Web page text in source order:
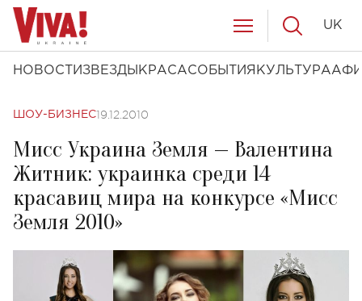
НОВОСТИ ЗВЕЗДЫ КРАСАСОБЫТИЯ КУЛЬТУРА
UK
ШОУ-БИЗНЕС19.12.2010
Мисс Украина Земля — Валентина
Житник: украинка среди 14
красавиц мира на конкурсе «Мисс
Земля 2010»